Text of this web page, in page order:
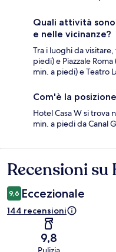
Quali attività
e nelle vicinanze?
Tra i luoghi da
piedi) e Piazzale
min. a piedi) e Teatro
Com'è la
Hotel Casa W si trova
min. a piedi da Canal
Recensioni
Recensioni su
9,6 Eccezionale
144 recensioni
9,8